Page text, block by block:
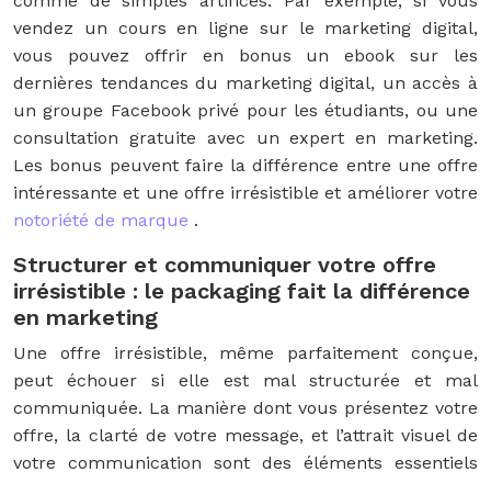
vendez un cours en ligne sur le marketing digital,
vous pouvez offrir en bonus un ebook sur les
dernières tendances du marketing digital, un accès à
un groupe Facebook privé pour les étudiants, ou une
consultation gratuite avec un expert en marketing.
Les bonus peuvent faire la différence entre une offre
intéressante et une offre irrésistible et améliorer votre
notoriété de marque .
Structurer et communiquer votre offre
irrésistible : le packaging fait la différence
en marketing
Une offre irrésistible, même parfaitement conçue,
peut échouer si elle est mal structurée et mal
communiquée. La manière dont vous présentez votre
offre, la clarté de votre message, et l’attrait visuel de
votre communication sont des éléments essentiels